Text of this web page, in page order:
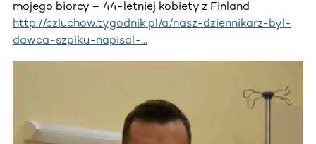
mojego biorcy – 44-letniej kobiety z Finland
http://czluchow.tygodnik.pl/a/nasz-dziennikarz-byl-
dawca-szpiku-napisal-...